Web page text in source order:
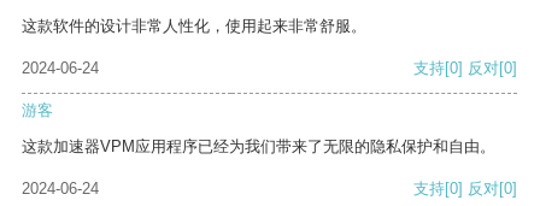
这款软件的设计非常人性化，使用起来非常舒服。
2024-06-24 支持[0] 反对[0]
游客
这款加速器VPM应用程序已经为我们带来了无限的隐私保护和自由。
2024-06-24 支持[0] 反对[0]